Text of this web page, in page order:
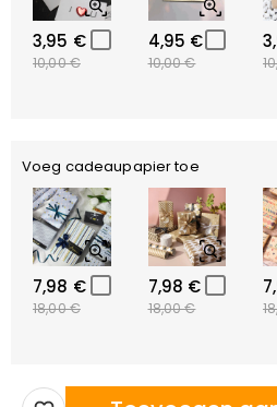
3,95 €
10,00 €
4,95 €
10,00 €
Voeg cadeaupapier toe
7,98 €
18,00 €
7,98 €
18,00 €